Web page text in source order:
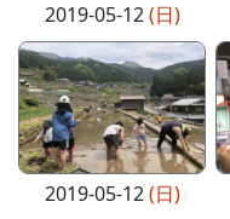
2019-05-12(日)
2019-05-12(日)